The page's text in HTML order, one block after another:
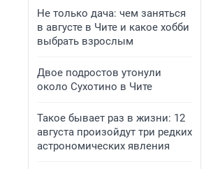
Не только дача: чем заняться
в августе в Чите и какое хобби
выбрать взрослым
Двое подростов утонули
около Сухотино в Чите
Такое бывает раз в жизни: 12
августа произойдут три редких
астрономических явления